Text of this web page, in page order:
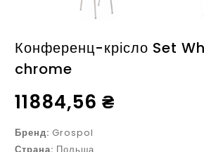
Конференц-крісло Set
chrome
11884,56 ₴
Бренд: Grospol